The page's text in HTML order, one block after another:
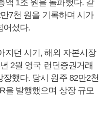
액 1조 원을 돌파했다. 같
7천 원을 기록하며 시가
어섰다.
지던 시기, 해외 자본시장
2월 영국 런던증권거래
했다. 당시 원주 82만2천
을 발행했으며 상장 규모